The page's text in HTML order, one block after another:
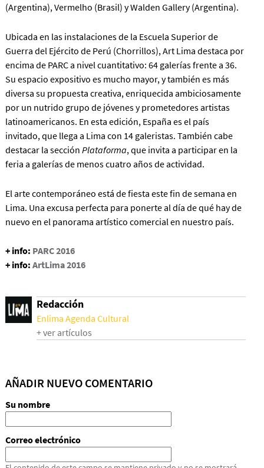
(Argentina), Vermelho (Brasil) y Walden Gallery (Argentina).
Ubicada en las instalaciones de la Escuela Superior de
Guerra del Ejército de Perú (Chorrillos), Art Lima destaca por
encima de PARC a nivel cuantitativo: 64 galerías frente a 36.
Su espacio expositivo es mucho mayor, y también es más
diversa su propuesta creativa, enriquecida ambiciosamente
por un nutrido grupo de jóvenes y prometedores artistas
latinoamericanos. En esta edición, España es el país
invitado, que llega a Lima con 14 galeristas. También cabe
destacar la sección Plataforma, que invita a participar en la
feria a galerías de menos cuatro años de actividad.
El arte contemporáneo está de fiesta este fin de semana en
Lima. Una excusa perfecta para ponerte al día de qué hay de
nuevo en el panorama artístico comercial en nuestro país.
+ info: PARC 2016
+ info: ArtLima 2016
Redacción
Enlima Agenda Cultural
+ ver artículos
AÑADIR NUEVO COMENTARIO
Su nombre
Correo electrónico